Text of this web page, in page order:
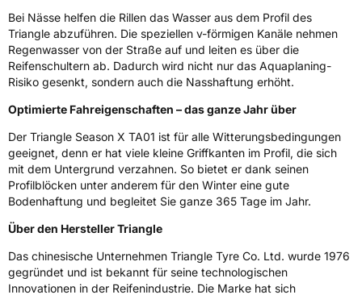
ZustandNeureifen
M+SJa
VerstärktXL
Felgenschutz
EU Label
EffizienzC
Rollgeräusch (Klasse)B
Bei Nässe helfen die Rillen das Wasser aus dem Profil des
Triangle abzuführen. Die speziellen v-förmigen Kanäle nehmen
Regenwasser von der Straße auf und leiten es über die
Reifenschultern ab. Dadurch wird nicht nur das Aquaplaning-
Risiko gesenkt, sondern auch die Nasshaftung erhöht.
Optimierte Fahreigenschaften – das ganze Jahr über
Der Triangle Season X TA01 ist für alle Witterungsbedingungen
geeignet, denn er hat viele kleine Griffkanten im Profil, die sich
mit dem Untergrund verzahnen. So bietet er dank seinen
Profilblöcken unter anderem für den Winter eine gute
Bodenhaftung und begleitet Sie ganze 365 Tage im Jahr.
Über den Hersteller Triangle
Das chinesische Unternehmen Triangle Tyre Co. Ltd. wurde 1976
gegründet und ist bekannt für seine technologischen
Innovationen in der Reifenindustrie. Die Marke hat sich